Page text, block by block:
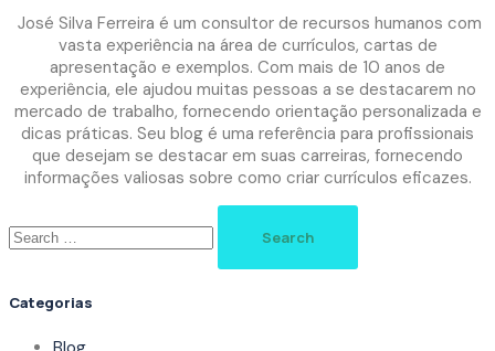
José Silva Ferreira é um consultor de recursos humanos com
vasta experiência na área de currículos, cartas de
apresentação e exemplos. Com mais de 10 anos de
experiência, ele ajudou muitas pessoas a se destacarem no
mercado de trabalho, fornecendo orientação personalizada e
dicas práticas. Seu blog é uma referência para profissionais
que desejam se destacar em suas carreiras, fornecendo
informações valiosas sobre como criar currículos eficazes.
for:
Categorias